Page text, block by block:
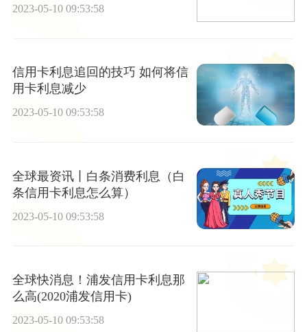
2023-05-10 09:53:58
信用卡利息追回的技巧 如何将信
用卡利息减少
2023-05-10 09:53:58
全球最资讯丨白条消费利息（白
条信用卡利息怎么算）
2023-05-10 09:53:58
全球快消息！浦发信用卡利息那
么高(2020浦发信用卡)
2023-05-10 09:53:58